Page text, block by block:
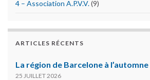
4 – Association A.P.V.V.(9)
ARTICLES RÉCENTS
La région de Barcelone à l’automne
25 JUILLET 2026